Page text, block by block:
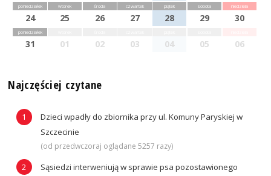
poniedziałek
24
wtorek
25
środa
26
czwartek
27
piątek
28
sobota
29
niedziela
30
poniedziałek
31 01 02 03 04 05 06
Najczęściej czytane
Dzieci wpadły do zbiornika przy ul. Komuny Paryskiej w
Szczecinie
(od przedwczoraj oglądane 5257 razy)
Sąsiedzi interweniują w sprawie psa pozostawionego